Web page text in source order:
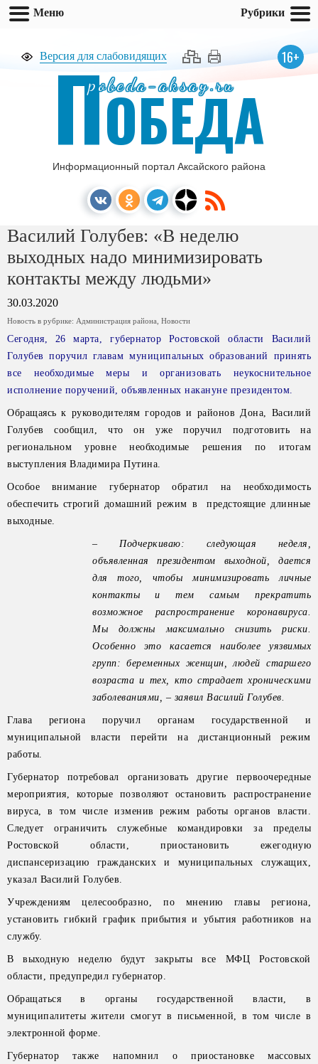
Версия для слабовидящих 16+
pobeda-aksay.ru
ПОБЕДА
Информационный портал Аксайского района
Василий Голубев: «В неделю
выходных надо минимизировать
контакты между людьми»
30.03.2020
Новость в рубрике: Администрация района Новости
Сегодня, 26 марта, губернатор Ростовской области Василий
Голубев поручил главам муниципальных образований принять
все необходимые меры и организовать неукоснительное
исполнение поручений, объявленных накануне президентом.
Обращаясь к руководителям городов и районов Дона, Василий
Голубев сообщил, что он уже поручил подготовить на
региональном уровне необходимые решения по итогам
выступления Владимира Путина.
Особое внимание губернатор обратил на необходимость
обеспечить строгий домашний режим в предстоящие длинные
выходные.
– Подчеркиваю: следующая неделя,
объявленная президентом выходной, дается
для того, чтобы минимизировать личные
контакты и тем самым прекратить
возможное распространение коронавируса.
Мы должны максимально снизить риски.
Особенно это касается наиболее уязвимых
групп: беременных женщин, людей старшего
возраста и тех, кто страдает хроническими
заболеваниями, – заявил Василий Голубев.
Глава региона поручил органам государственной и
муниципальной власти перейти на дистанционный режим
работы.
Губернатор потребовал организовать другие первоочередные
мероприятия, которые позволяют остановить распространение
вируса, в том числе изменив режим работы органов власти.
Следует ограничить служебные командировки за пределы
Ростовской области, приостановить ежегодную
диспансеризацию гражданских и муниципальных служащих,
указал Василий Голубев.
Учреждениям целесообразно, по мнению главы региона,
установить гибкий график прибытия и убытия работников на
службу.
В выходную неделю будут закрыты все МФЦ Ростовской
области, предупредил губернатор.
Обращаться в органы государственной власти, в
муниципалитеты жители смогут в письменной, в том числе в
электронной форме.
Губернатор также напомнил о приостановке массовых
Меню Рубрики